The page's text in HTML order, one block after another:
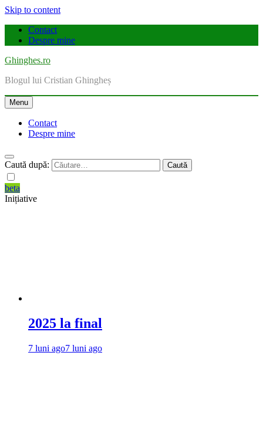
Skip to content
Contact
Despre mine
Ghinghes.ro
Blogul lui Cristian Ghingheș
Menu
Contact
Despre mine
Caută după:
beta
Inițiative
2025 la final
7 luni ago7 luni ago